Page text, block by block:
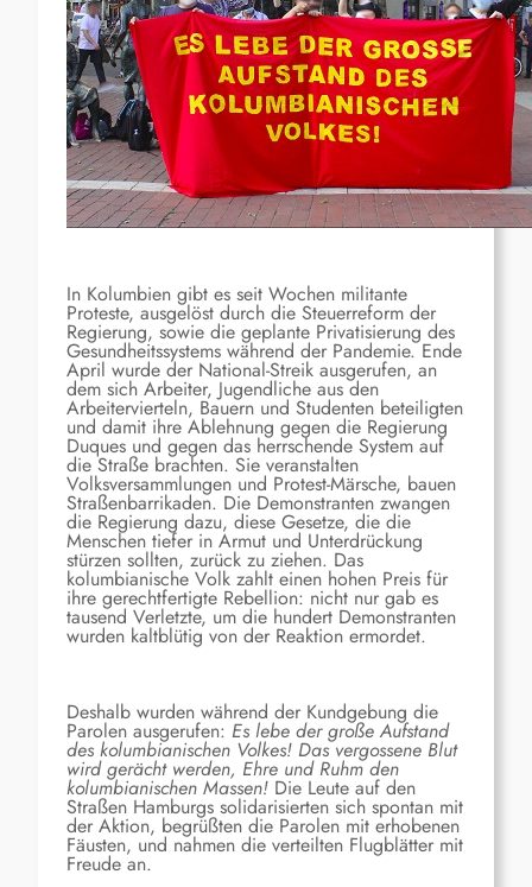
In Kolumbien gibt es seit Wochen militante
Proteste, ausgelöst durch die Steuerreform der
Regierung, sowie die geplante Privatisierung des
Gesundheitssystems während der Pandemie. Ende
April wurde der National-Streik ausgerufen, an
dem sich Arbeiter, Jugendliche aus den
Arbeitervierteln, Bauern und Studenten beteiligten
und damit ihre Ablehnung gegen die Regierung
Duques und gegen das herrschende System auf
die Straße brachten. Sie veranstalten
Volksversammlungen und Protest-Märsche, bauen
Straßenbarrikaden. Die Demonstranten zwangen
die Regierung dazu, diese Gesetze, die die
Menschen tiefer in Armut und Unterdrückung
stürzen sollten, zurück zu ziehen. Das
kolumbianische Volk zahlt einen hohen Preis für
ihre gerechtfertigte Rebellion: nicht nur gab es
tausend Verletzte, um die hundert Demonstranten
wurden kaltblütig von der Reaktion ermordet.
Deshalb wurden während der Kundgebung die
Parolen ausgerufen: Es lebe der große Aufstand
des kolumbianischen Volkes! Das vergossene Blut
wird gerächt werden, Ehre und Ruhm den
kolumbianischen Massen! Die Leute auf den
Straßen Hamburgs solidarisierten sich spontan mit
der Aktion, begrüßten die Parolen mit erhobenen
Fäusten, und nahmen die verteilten Flugblätter mit
Freude an.